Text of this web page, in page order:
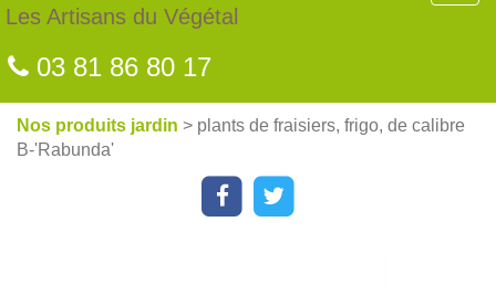
Les Artisans du Végétal
03 81 86 80 17
Nos produits jardin > plants de fraisiers, frigo, de calibre
B-'Rabunda'